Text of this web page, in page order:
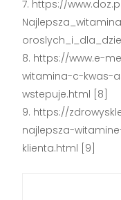
https://
https://www.e-
witamina-c-kwas-
wstepuje.html [8]
https://
najlepsza-
klienta.html [9]